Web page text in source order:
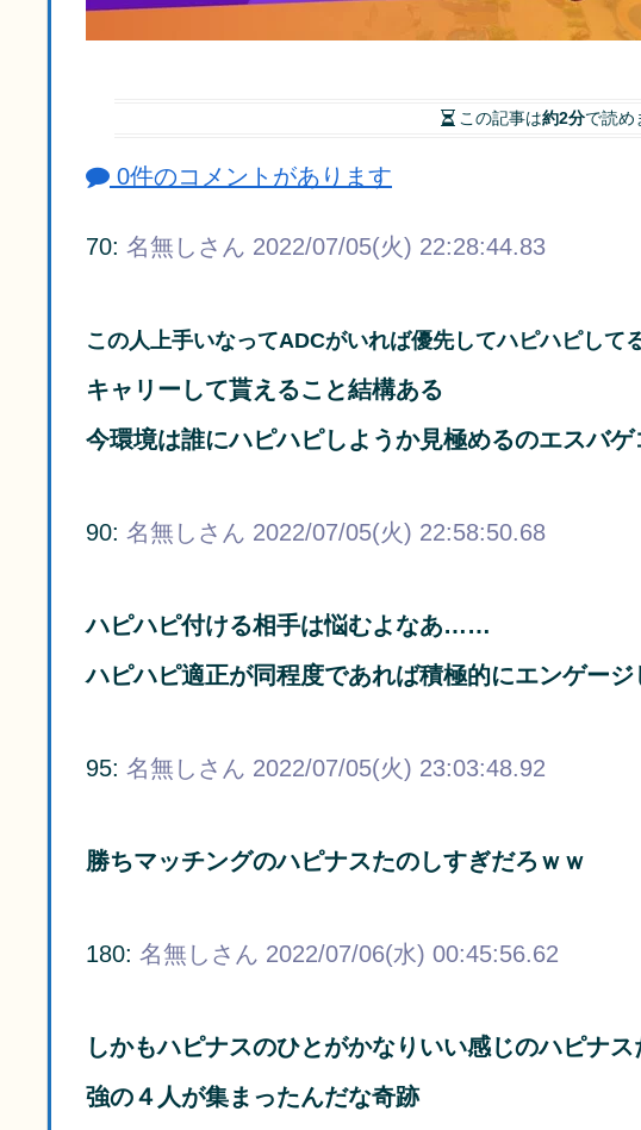
この記事は約2分で読め
0件のコメントがあります
70: 名無しさん 2022/07/05(火) 22:28:44.83
この人上手いなってADCがいれば優先してハピハピして
キャリーして貰えること結構ある
今環境は誰にハピハピしようか見極めるのエスバ
90: 名無しさん 2022/07/05(火) 22:58:50.68
ハピハピ付ける相手は悩むよなあ……
ハピハピ適正が同程度であれば積極的にエンゲー
95: 名無しさん 2022/07/05(火) 23:03:48.92
勝ちマッチングのハピナスたのしすぎだろｗｗ
180: 名無しさん 2022/07/06(水) 00:45:56.62
しかもハピナスのひとがかなりいい感じのハピナ
強の４人が集まったんだな奇跡